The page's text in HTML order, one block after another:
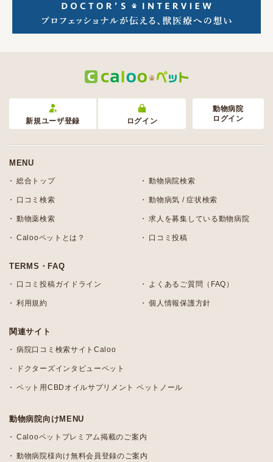
新規ユーザ登録 ログイン
動物病院
ログイン
MENU
総合トップ 動物病院検索
口コミ検索 動物病気 / 症状検索
動物薬検索 求人を募集している動物病院
Calooペットとは？ 口コミ投稿
TERMS・FAQ
口コミ投稿ガイドライン よくあるご質問（FAQ）
利用規約 個人情報保護方針
関連サイト
病院口コミ検索サイトCaloo
ドクターズインタビューペット
ペット用CBDオイルサプリメント ペットノール
動物病院向けMENU
Calooペットプレミアム掲載のご案内
動物病院様向け無料会員登録のご案内